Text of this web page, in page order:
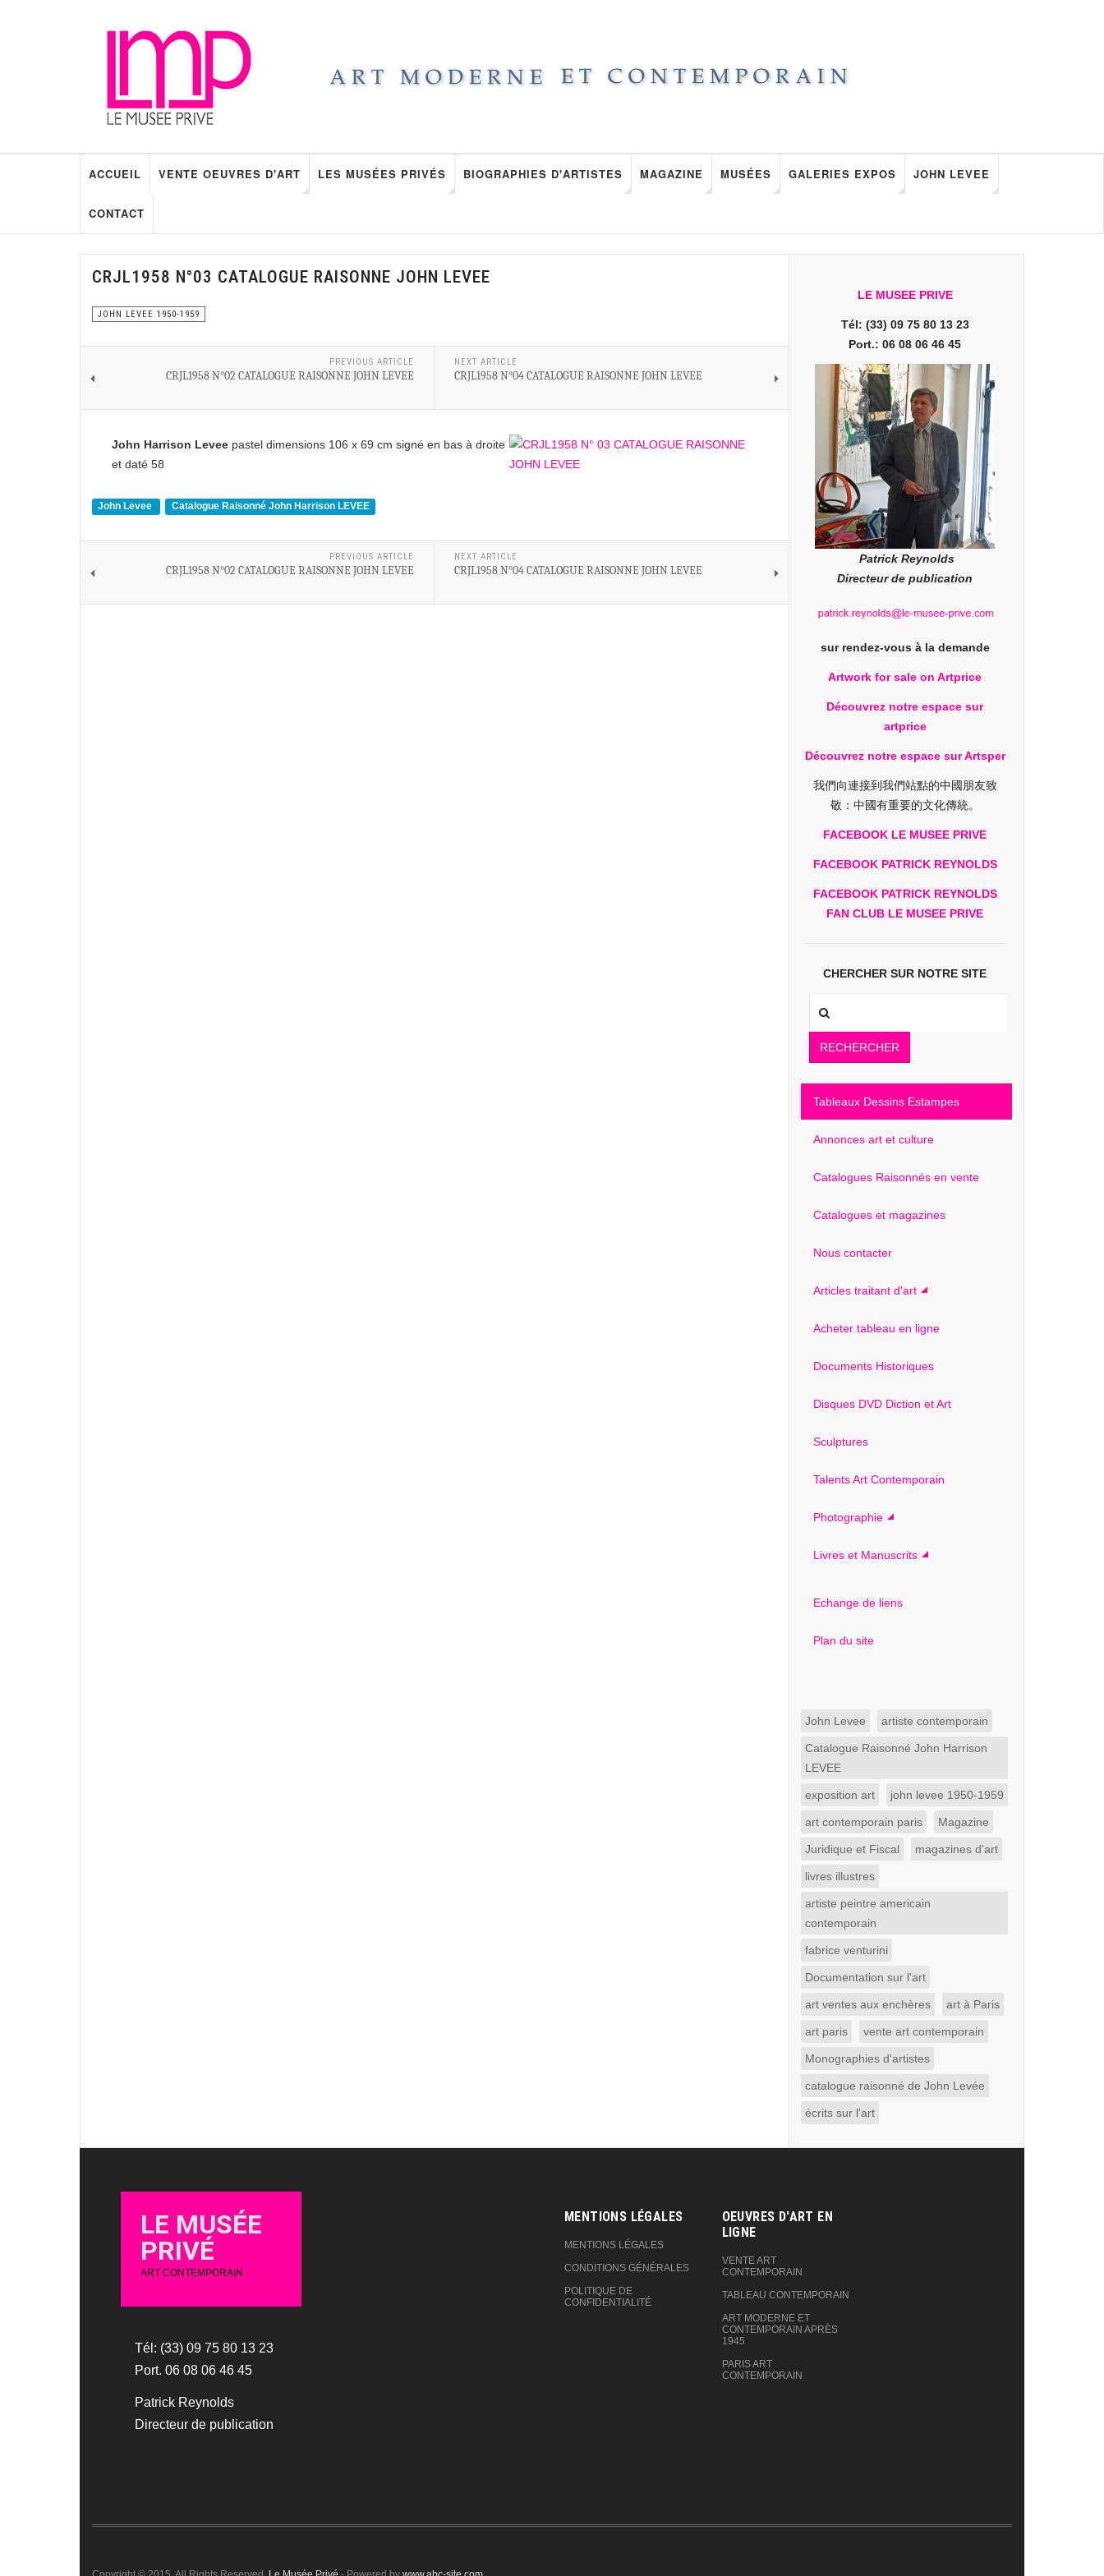
ACCUEIL VENTE OEUVRES D'ART LES MUSÉES PRIVÉS BIOGRAPHIES D'ARTISTES MAGAZINE MUSÉES GALERIES EXPOS JOHN LEVEE
CONTACT
CRJL1958 N°03 CATALOGUE RAISONNE JOHN LEVEE
JOHN LEVEE 1950-1959
PREVIOUS ARTICLE
CRJL1958 N°02 CATALOGUE RAISONNE JOHN LEVEE
NEXT ARTICLE
CRJL1958 N°04 CATALOGUE RAISONNE JOHN LEVEE
John Harrison Levee pastel dimensions 106 x 69 cm signé en bas à droite
et daté 58
John Levee Catalogue Raisonné John Harrison LEVEE
PREVIOUS ARTICLE
CRJL1958 N°02 CATALOGUE RAISONNE JOHN LEVEE
NEXT ARTICLE
CRJL1958 N°04 CATALOGUE RAISONNE JOHN LEVEE
LE MUSEE PRIVE
Tél: (33) 09 75 80 13 23
Port.: 06 08 06 46 45
Patrick Reynolds
Directeur de publication
sur rendez-vous à la demande
Artwork for sale on Artprice
Découvrez notre espace sur
artprice
Découvrez notre espace sur Artsper
我們向連接到我們站點的中國朋友致
敬：中國有重要的文化傳統。
FACEBOOK LE MUSEE PRIVE
FACEBOOK PATRICK REYNOLDS
FACEBOOK PATRICK REYNOLDS
FAN CLUB LE MUSEE PRIVE
CHERCHER SUR NOTRE SITE
RECHERCHER
Tableaux Dessins Estampes
Annonces art et culture
Catalogues Raisonnés en vente
Catalogues et magazines
Nous contacter
Articles traitant d'art
Acheter tableau en ligne
Documents Historiques
Disques DVD Diction et Art
Sculptures
Talents Art Contemporain
Photographie
Livres et Manuscrits
Echange de liens
Plan du site
John Levee artiste contemporain
Catalogue Raisonné John Harrison
LEVEE
exposition art john levee 1950-1959
art contemporain paris Magazine
Juridique et Fiscal magazines d'art
livres illustres
artiste peintre americain
contemporain
fabrice venturini
Documentation sur l'art
art ventes aux enchères art à Paris
art paris vente art contemporain
Monographies d'artistes
catalogue raisonné de John Levée
écrits sur l'art
LE MUSÉE
PRIVÉ
ART CONTEMPORAIN
Tél: (33) 09 75 80 13 23
Port. 06 08 06 46 45
Patrick Reynolds
Directeur de publication
MENTIONS LÉGALES
MENTIONS LÉGALES
CONDITIONS GÉNÉRALES
POLITIQUE DE
CONFIDENTIALITÉ
OEUVRES D'ART EN
LIGNE‎
VENTE ART
CONTEMPORAIN
TABLEAU CONTEMPORAIN
ART MODERNE ET
CONTEMPORAIN APRÈS
1945
PARIS ART
CONTEMPORAIN